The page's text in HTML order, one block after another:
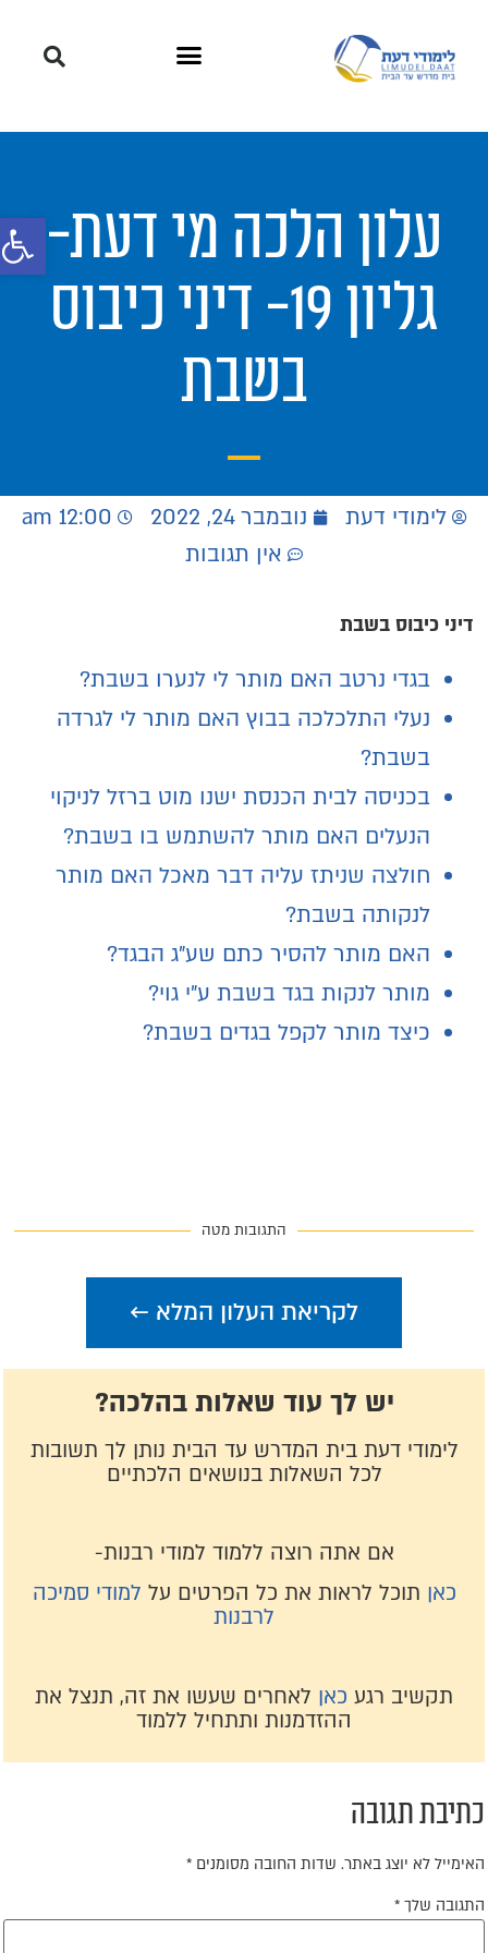
פתח עלון הלכה מי דעת-
גליון 19- דיני כיבוס
בשבת
לימודי דעת נובמבר 24, 2022
12:00 am
אין תגובות
דיני כיבוס בשבת
בגדי נרטב האם מותר לי לנערו בשבת?
נעלי התלכלכה בבוץ האם מותר לי לגרדה
בשבת?
בכניסה לבית הכנסת ישנו מוט ברזל לניקוי
הנעלים האם מותר להשתמש בו בשבת?
חולצה שניתז עליה דבר מאכל האם מותר
לנקותה בשבת?
האם מותר להסיר כתם שע"ג הבגד?
מותר לנקות בגד בשבת ע"י גוי?
כיצד מותר לקפל בגדים בשבת?
התגובות מטה
לקריאת העלון המלא ←
יש לך עוד שאלות בהלכה?
לימודי דעת בית המדרש עד הבית נותן לך תשובות
לכל השאלות בנושאים הלכתיים
אם אתה רוצה ללמוד למודי רבנות-
כאןתוכל לראות את כל הפרטים על למודי סמיכה
לרבנות
תקשיב רגע כאןלאחרים שעשו את זה, תנצל את
ההזדמנות ותתחיל ללמוד
תגובה
לא יוצג באתר. שדות החובה מסומנים
שלך*